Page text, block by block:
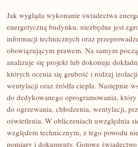
KORZYŚCI
Jak wygląda wykonanie świadectwa
energetyczną budynku, niezbędne jest
informacji technicznych oraz
obowiązującym prawem. Na samym
analizuje się projekt lub dokonuje
których ocenia się grubość i rodzaj
wentylacji oraz źródła ciepła. Następnie
do dedykowanego oprogramowania,
do ogrzewania, chłodzenia, wentylacji,
oświetlenia. W obliczeniach uwzględnia
względem technicznym, z tego powodu
pomiary i dokumenty. Gotowe